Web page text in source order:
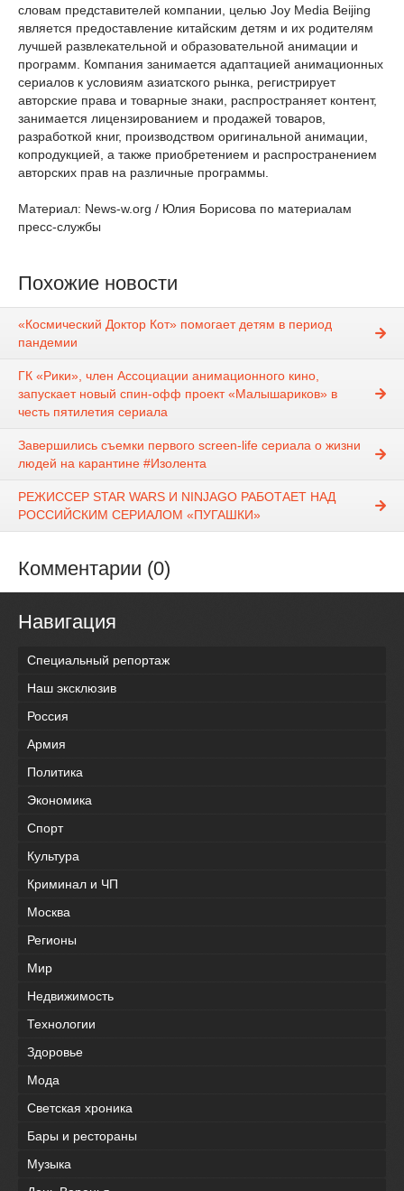
словам представителей компании, целью Joy Media Beijing
является предоставление китайским детям и их родителям
лучшей развлекательной и образовательной анимации и
программ. Компания занимается адаптацией анимационных
сериалов к условиям азиатского рынка, регистрирует
авторские права и товарные знаки, распространяет контент,
занимается лицензированием и продажей товаров,
разработкой книг, производством оригинальной анимации,
копродукцией, а также приобретением и распространением
авторских прав на различные программы.
Материал: News-w.org / Юлия Борисова по материалам
пресс-службы
Похожие новости
«Космический Доктор Кот» помогает детям в период
пандемии
ГК «Рики», член Ассоциации анимационного кино,
запускает новый спин-офф проект «Малышариков» в
честь пятилетия сериала
Завершились съемки первого screen-life сериала о жизни
людей на карантине #Изолента
РЕЖИССЕР STAR WARS И NINJAGO РАБОТАЕТ НАД
РОССИЙСКИМ СЕРИАЛОМ «ПУГАШКИ»
Комментарии (0)
Навигация
Специальный репортаж
Наш эксклюзив
Россия
Армия
Политика
Экономика
Спорт
Культура
Криминал и ЧП
Москва
Регионы
Мир
Недвижимость
Технологии
Здоровье
Мода
Светская хроника
Бары и рестораны
Музыка